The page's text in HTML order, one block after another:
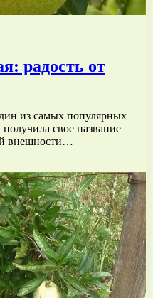
радость от
из самых популярных
свое название
внешности…